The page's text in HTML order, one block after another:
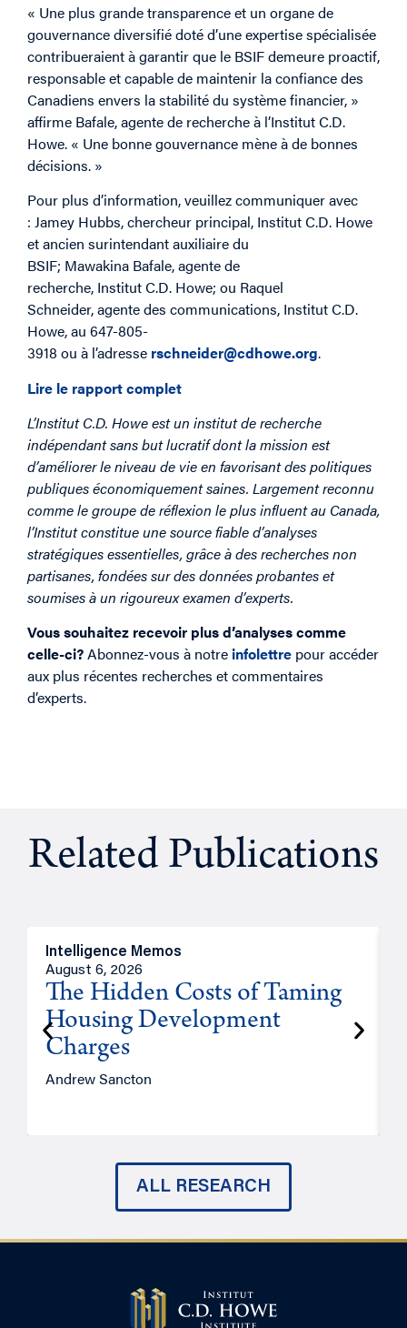
« Une plus grande transparence et un organe de
gouvernance diversifié doté d’une expertise spécialisée
contribueraient à garantir que le BSIF demeure proactif,
responsable et capable de maintenir la confiance des
Canadiens envers la stabilité du système financier, »
affirme Bafale, agente de recherche à l’Institut C.D.
Howe. « Une bonne gouvernance mène à de bonnes
décisions. »
Pour plus d’information, veuillez communiquer avec
: Jamey Hubbs, chercheur principal, Institut C.D. Howe
et ancien surintendant auxiliaire du
BSIF; Mawakina Bafale, agente de
recherche, Institut C.D. Howe; ou Raquel
Schneider, agente des communications, Institut C.D.
Howe, au 647-805-
3918 ou à l’adresse rschneider@cdhowe.org.
Lire le rapport complet
L’Institut C.D. Howe est un institut de recherche
indépendant sans but lucratif dont la mission est
d’améliorer le niveau de vie en favorisant des politiques
publiques économiquement saines. Largement reconnu
comme le groupe de réflexion le plus influent au Canada,
l’Institut constitue une source fiable d’analyses
stratégiques essentielles, grâce à des recherches non
partisanes, fondées sur des données probantes et
soumises à un rigoureux examen d’experts.
Vous souhaitez recevoir plus d’analyses comme
celle-ci?Abonnez-vous à notre infolettre pour accéder
aux plus récentes recherches et commentaires
d’experts.
Related Publications
Intelligence Memos
August 6, 2026
The Hidden Costs of Taming
Housing Development
Charges
Andrew Sancton
ALL RESEARCH